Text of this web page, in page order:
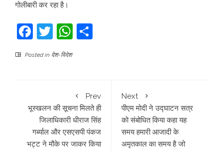
गोलीबारी कर रहा है।
Facebook
TwitterWhatsApp
Posted in देश-विदेश
Prev
भूस्खलन की सूचना मिलते ही
जिलाधिकारी धीराज सिंह
गर्ब्याल और एसएसपी पंकज
भट्ट ने मौके पर जाकर किया
Next
पीएम मोदी ने उद्घाटन सत्र
को संबोधित किया कहा यह
समय हमारी आजादी के
अमृतकाल का समय है जो